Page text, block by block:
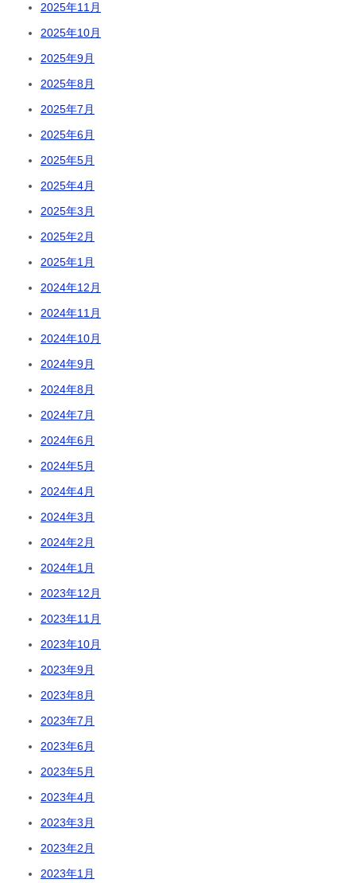
2025年11月
2025年10月
2025年9月
2025年8月
2025年7月
2025年6月
2025年5月
2025年4月
2025年3月
2025年2月
2025年1月
2024年12月
2024年11月
2024年10月
2024年9月
2024年8月
2024年7月
2024年6月
2024年5月
2024年4月
2024年3月
2024年2月
2024年1月
2023年12月
2023年11月
2023年10月
2023年9月
2023年8月
2023年7月
2023年6月
2023年5月
2023年4月
2023年3月
2023年2月
2023年1月